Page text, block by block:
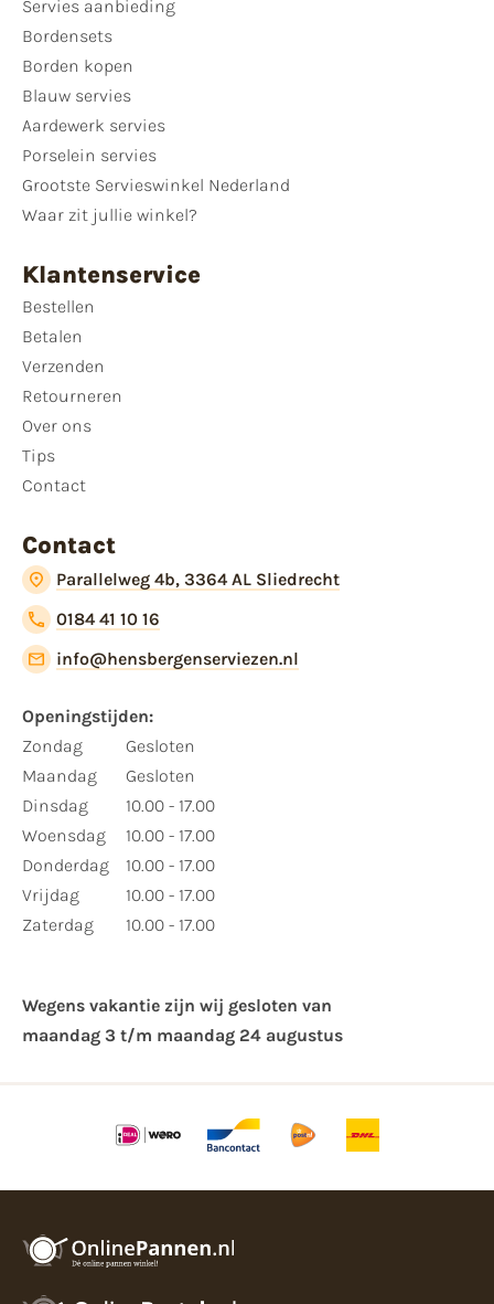
Servies aanbieding
Bordensets
Borden kopen
Blauw servies
Aardewerk servies
Porselein servies
Grootste Servieswinkel Nederland
Waar zit jullie winkel?
Klantenservice
Bestellen
Betalen
Verzenden
Retourneren
Over ons
Tips
Contact
Contact
Parallelweg 4b, 3364 AL Sliedrecht
0184 41 10 16
info@hensbergenserviezen.nl
Openingstijden:
Zondag
Maandag
Dinsdag
Woensdag
Donderdag
Vrijdag
Zaterdag
Gesloten
Gesloten
10.00 - 17.00
10.00 - 17.00
10.00 - 17.00
10.00 - 17.00
10.00 - 17.00
Wegens vakantie zijn wij gesloten van ​
maandag 3 t/m maandag 24 augustus